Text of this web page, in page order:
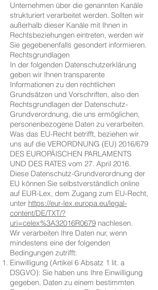
Unternehmen über die genannten Kanäle
strukturiert verarbeitet werden. Sollten wir
außerhalb dieser Kanäle mit Ihnen in
Rechtsbeziehungen eintreten, werden wir
Sie gegebenenfalls gesondert informieren.
Rechtsgrundlagen
In der folgenden Datenschutzerklärung
geben wir Ihnen transparente
Informationen zu den rechtlichen
Grundsätzen und Vorschriften, also den
Rechtsgrundlagen der Datenschutz-
Grundverordnung, die uns ermöglichen,
personenbezogene Daten zu verarbeiten.
Was das EU-Recht betrifft, beziehen wir
uns auf die VERORDNUNG (EU) 2016/679
DES EUROPÄISCHEN PARLAMENTS
UND DES RATES vom 27. April 2016.
Diese Datenschutz-Grundverordnung der
EU können Sie selbstverständlich online
auf EUR-Lex, dem Zugang zum EU-Recht,
unter https://eur-lex.europa.eu/legal-
content/DE/TXT/?
uri=celex%3A32016R0679 nachlesen.
Wir verarbeiten Ihre Daten nur, wenn
mindestens eine der folgenden
Bedingungen zutrifft:
Einwilligung (Artikel 6 Absatz 1 lit. a
DSGVO): Sie haben uns Ihre Einwilligung
gegeben, Daten zu einem bestimmten